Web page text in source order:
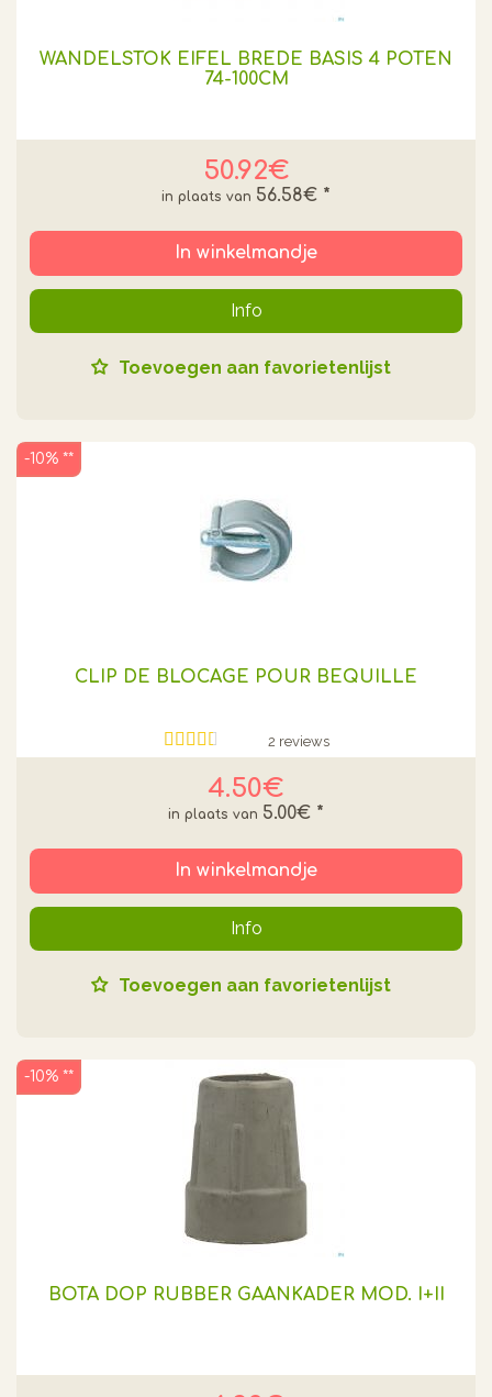
WANDELSTOK EIFEL BREDE BASIS 4 POTEN
74-100CM
50.92€
56.58€ *
In winkelmandje
Info
Toevoegen aan favorietenlijst
CLIP DE BLOCAGE POUR BEQUILLE
2 reviews
4.50€
5.00€ *
-10% **
In winkelmandje
Info
Toevoegen aan favorietenlijst
BOTA DOP RUBBER GAANKADER MOD. I+II
-10% **